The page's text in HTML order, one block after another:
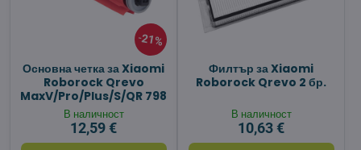
21%
Основна четка за Xiaomi
Roborock Qrevo
MaxV/Pro/Plus/S/QR 798
В наличност
12,59 €
Филтър за Xiaomi
Roborock Qrevo 2 бр.
В наличност
10,63 €